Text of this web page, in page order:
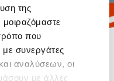
της
που
με συνεργάτες
αναλύσεων, οι
με άλλες